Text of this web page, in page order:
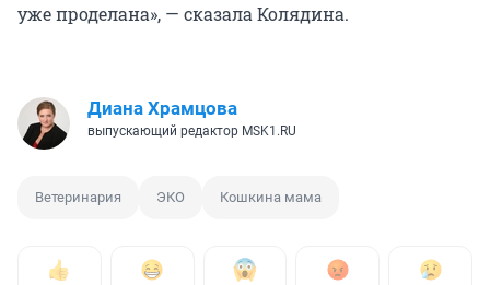
уже проделана», — сказала Колядина.
Диана Храмцова
выпускающий редактор MSK1.RU
Ветеринария ЭКО Кошкина мама